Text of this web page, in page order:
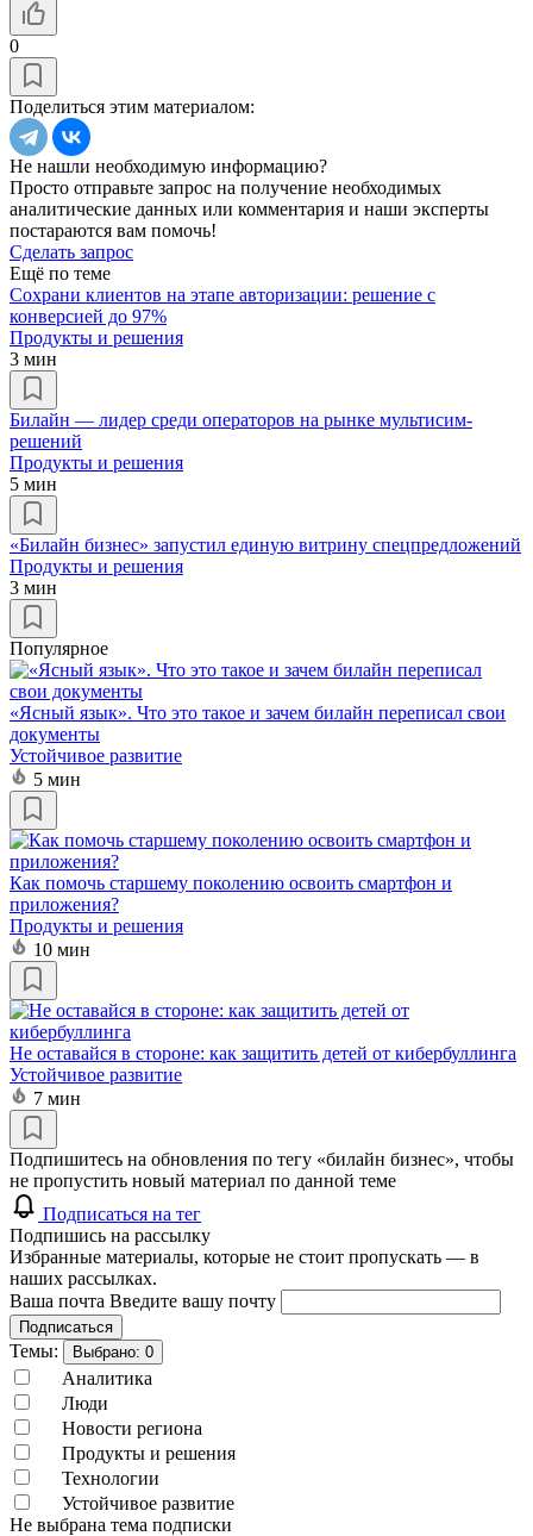
0
Поделиться этим материалом:
Не нашли необходимую информацию?
Просто отправьте запрос на получение необходимых
аналитические данных или комментария и наши эксперты
постараются вам помочь!
Сделать запрос
Ещё по теме
Cохрани клиентов на этапе авторизации: решение с
конверсией до 97%
Продукты и решения
3 мин
Билайн — лидер среди операторов на рынке мультисим-
решений
Продукты и решения
5 мин
«Билайн бизнес» запустил единую витрину спецпредложений
Продукты и решения
3 мин
Популярное
«Ясный язык». Что это такое и зачем билайн переписал свои
документы
Устойчивое развитие
5 мин
Как помочь старшему поколению освоить смартфон и
приложения?
Продукты и решения
10 мин
Не оставайся в стороне: как защитить детей от кибербуллинга
Устойчивое развитие
7 мин
Подпишитесь на обновления по тегу «билайн бизнес», чтобы
не пропустить новый материал по данной теме
Подписаться на тег
Подпишись на рассылку
Избранные материалы, которые не стоит пропускать — в
наших рассылках.
Ваша почта Введите вашу почту
Подписаться
Темы: Выбрано: 0
Аналитика
Люди
Новости региона
Продукты и решения
Технологии
Устойчивое развитие
Не выбрана тема подписки